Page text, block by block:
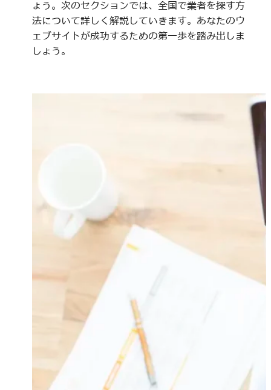
ょう。次のセクションでは、全国で業者を探す方
法について詳しく解説していきます。あなたのウ
ェブサイトが成功するための第一歩を踏み出しま
しょう。